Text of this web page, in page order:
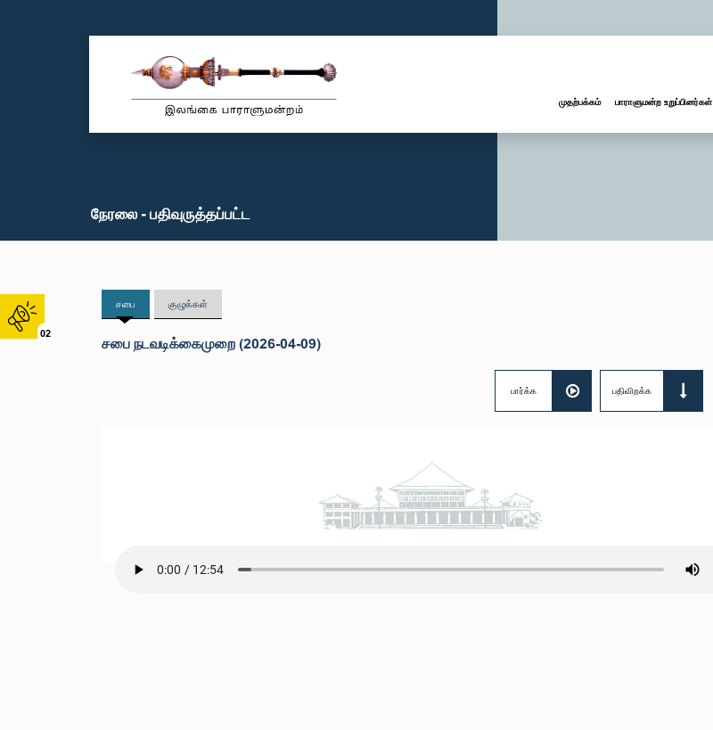
02
முதற்பக்கம் பாராளுமன்ற உறுப்பினர்கள்
நேரலை - பதிவுருத்தப்பட்ட
சபை குழுக்கள்
சபை நடவடிக்கைமுறை (2026-04-09)
பார்க்க பதிவிறக்க